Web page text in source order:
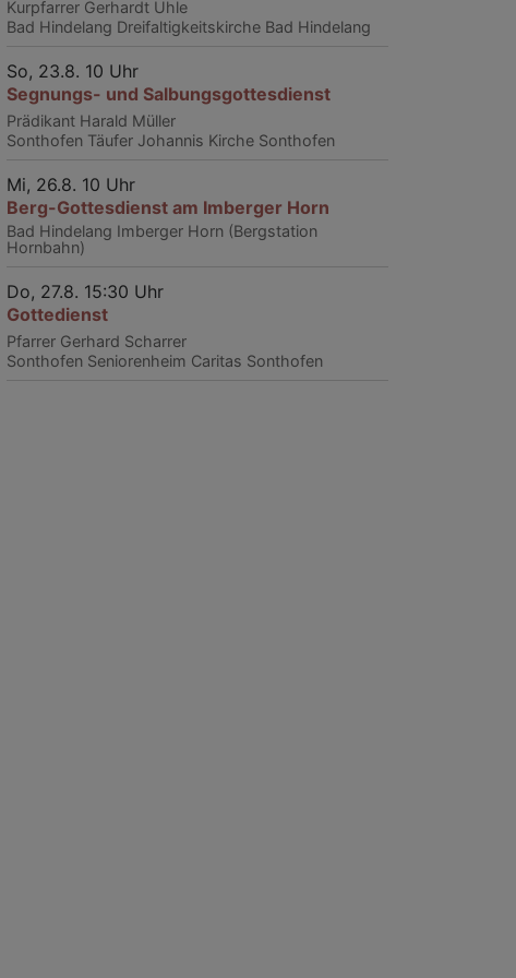
Kurpfarrer Gerhardt Uhle
Bad Hindelang Dreifaltigkeitskirche Bad Hindelang
So, 23.8. 10 Uhr
Segnungs- und Salbungsgottesdienst
Prädikant Harald Müller
Sonthofen Täufer Johannis Kirche Sonthofen
Mi, 26.8. 10 Uhr
Berg-Gottesdienst am Imberger Horn
Bad Hindelang Imberger Horn (Bergstation
Hornbahn)
Do, 27.8. 15:30 Uhr
Gottedienst
Pfarrer Gerhard Scharrer
Sonthofen Seniorenheim Caritas Sonthofen